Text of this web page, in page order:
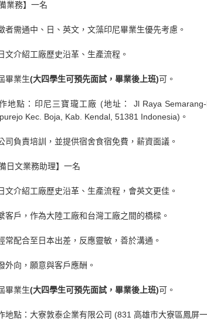
業務】一名
者需通中、日、英文，文藻印尼畢業生優先考慮。
文介紹工廠歷史沿革、生產流程。
畢業生(大四學生可預先面試，畢業後上班)可。
地點：印尼三寶瓏工廠 (地址： Jl Raya
Kec. Boja, Kab. Kendal, 51381 Indonesia)。
司負責培訓，並提供宿舍食宿免費，薪資面議。
備日文業務助理】一名
文介紹工廠歷史沿革、生產流程，會英文更佳。
客戶，作為大陸工廠和台灣工廠之間的橋樑。
常配合至日本出差，反應靈敏，善於溝通。
外向，願意與客戶應酬。
畢業生(大四學生可預先面試，畢業後上班)可。
地點：大寮敦泰企業有限公司 (831 高雄市大寮區鳳屏